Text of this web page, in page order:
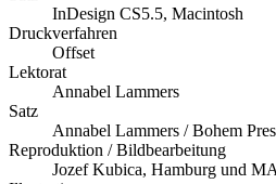
InDesign CS5.5, Macintosh
Druckverfahren
Offset
Lektorat
Annabel Lammers
Satz
Annabel Lammers / Bohem
Reproduktion / Bildbearbeitung
Jozef Kubica, Hamburg und